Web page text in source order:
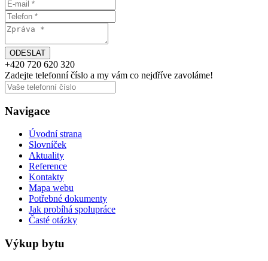
+420 720 620 320
Zadejte telefonní číslo a my vám co nejdříve zavoláme!
Navigace
Úvodní strana
Slovníček
Aktuality
Reference
Kontakty
Mapa webu
Potřebné dokumenty
Jak probíhá spolupráce
Časté otázky
Výkup bytu